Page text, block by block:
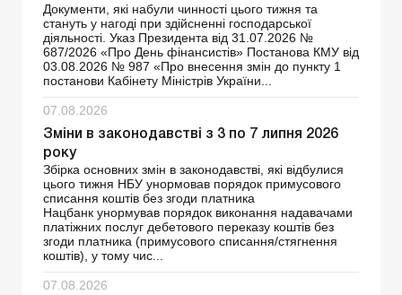
Документи, які набули чинності цього тижня та
стануть у нагоді при здійсненні господарської
діяльності. Указ Президента від 31.07.2026 №
687/2026 «Про День фінансистів» Постанова КМУ від
03.08.2026 № 987 «Про внесення змін до пункту 1
постанови Кабінету Міністрів України...
07.08.2026
Зміни в законодавстві з 3 по 7 липня 2026
року
Збірка основних змін в законодавстві, які відбулися
цього тижня НБУ унормовав порядок примусового
списання коштів без згоди платника
Нацбанк унормував порядок виконання надавачами
платіжних послуг дебетового переказу коштів без
згоди платника (примусового списання/стягнення
коштів), у тому чис...
07.08.2026